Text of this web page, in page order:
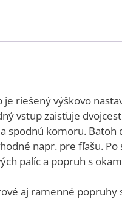
riešený výškovo
vstup zaisťuje
spodnú komoru.
napr. pre fľašu.
palíc a popruh s
aj ramenné popruhy